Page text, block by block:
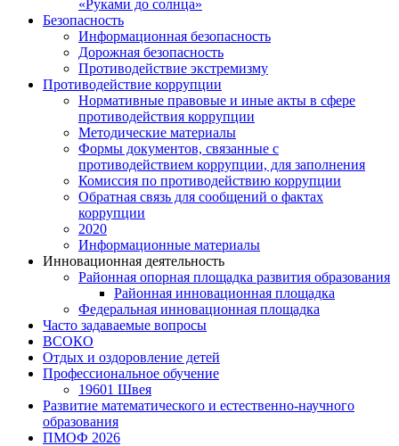
«Руками до солнца»
Безопасность
Информационная безопасность
Дорожная безопасность
Противодействие экстремизму
Противодействие коррупции
Нормативные правовые и иные акты в сфере
противодействия коррупции
Методические материалы
Формы документов, связанные с
противодействием коррупции, для заполнения
Комиссия по противодействию коррупции
Обратная связь для сообщений о фактах
коррупции
2020
Информационные материалы
Инновационная деятельность
Районная опорная площадка развития образования
Районная инновационная площадка
Федеральная инновационная площадка
Часто задаваемые вопросы
ВСОКО
Отдых и оздоровление детей
Профессиональное обучение
19601 Швея
Развитие математического и естественно-научного
образования
ПМОФ 2026